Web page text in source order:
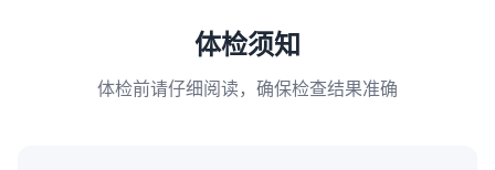
体检须知
体检前请仔细阅读，确保检查结果准确